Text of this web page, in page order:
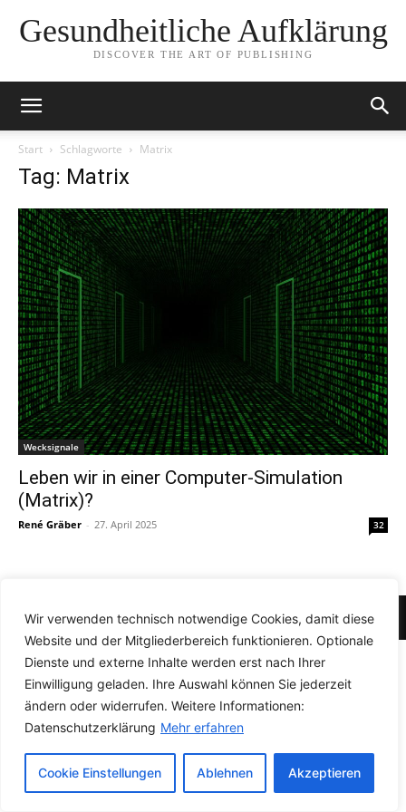
Wir verwenden technisch notwendige Cookies, damit diese
Website und der Mitgliederbereich funktionieren. Optionale
Dienste und externe Inhalte werden erst nach Ihrer
Einwilligung geladen. Ihre Auswahl können Sie jederzeit
ändern oder widerrufen. Weitere Informationen:
Datenschutzerklärung Mehr erfahren
Cookie Einstellungen Ablehnen Akzeptieren
Gesundheitliche Aufklärung
DISCOVER THE ART OF PUBLISHING
Start Schlagworte Matrix
Tag: Matrix
Wecksignale
Leben wir in einer Computer-Simulation
(Matrix)?
René Gräber - 27. April 2025 32
© Newspaper WordPress Theme by TagDiv